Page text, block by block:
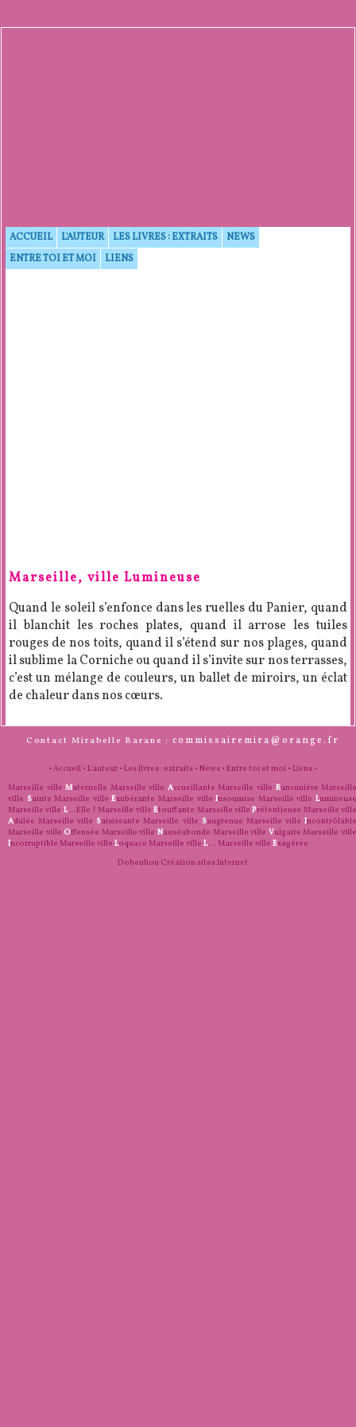
ACCUEIL L'AUTEUR LES LIVRES : EXTRAITS
NEWS
ENTRE TOI ET MOI
LIENS
Marseille, ville Lumineuse
Quand le soleil s’enfonce dans les ruelles du Panier, quand
il blanchit les roches plates, quand il arrose les tuiles
rouges de nos toits, quand il s’étend sur nos plages, quand
il sublime la Corniche ou quand il s’invite sur nos terrasses,
c’est un mélange de couleurs, un ballet de miroirs, un éclat
de chaleur dans nos cœurs.
Contact Mirabelle Barane : commissairemira@orange.fr
• Accueil• L'auteur• Les livres : extraits• News• Entre toi et moi• Liens•
Marseille villeMaternelle Marseille ville Accueillante Marseille ville Rancunière
ville Sainte Marseille villeExubérante Marseille villeInsoumise Marseille villeL
Marseille ville L...Elle ! Marseille villeEtouffante Marseille villePrétentieuse Marseille
Adulée Marseille ville Saisissante Marseille ville Saugrenue Marseille villeI
Marseille ville Offensée Marseille villeNauséabonde Marseille ville Vulgaire Marseille
Incorruptible Marseille ville Loquace Marseille ville L... Marseille ville Exagérée
Dobeuliou Création sites Internet